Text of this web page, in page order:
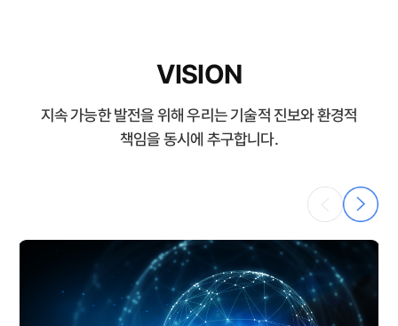
VISION
지속 가능한 발전을 위해 우리는 기술적 진보와 환경적
책임을 동시에 추구합니다.